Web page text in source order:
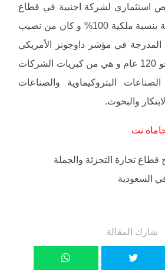
استثماري لشركة اجنبية في قطاع
تجارة الجملة و التجزئة بنسبة ملكية 100% و كان من نصيب
في مؤشر داوجونز الأمريكي
والتي تأسست قبل نحو 120 عام و هي من كبريات الشركات
البتروكيماوية والصناعات
والبحوث.
نت
قطاع تجارة التجزئة والجملة
السعودية
شارك المقالة